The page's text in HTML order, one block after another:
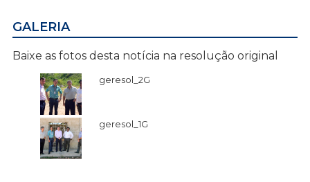
GALERIA
Baixe as fotos desta notícia na resolução original
geresol_2G
geresol_1G